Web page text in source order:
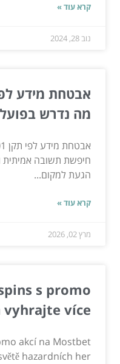
קרא עוד »
נוב 28, 2024
מה נדרש בפועל
חיפשת תשובה אמיתית
הגעת למקום...
קרא עוד »
מרץ 02, 2026
s promo
vyhrajte více
akcí na Mostbet
hazardních her